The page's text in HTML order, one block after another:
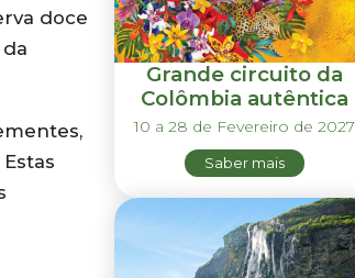
doce
Grande circuito da
Colômbia autêntica
10 a 28 de Fevereiro de 2027
Saber mais